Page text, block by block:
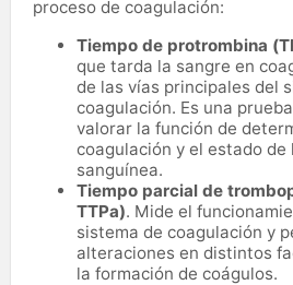
proceso de coagulación:
Tiempo de protrombina
que tarda la sangre en
de las vías principales del
coagulación. Es una
valorar la función de
coagulación y el estado de
sanguínea.
Tiempo parcial de
TTPa). Mide el
sistema de coagulación y
alteraciones en distintos
la formación de coágulos.